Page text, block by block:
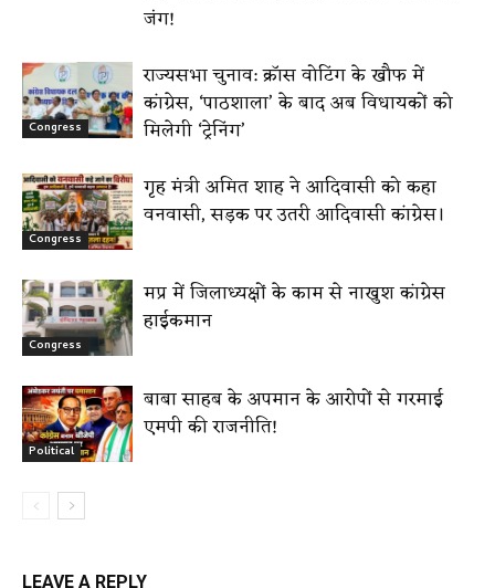
जंग!
Congress
राज्यसभा चुनाव: क्रॉस वोटिंग के खौफ में
कांग्रेस, ‘पाठशाला’ के बाद अब विधायकों को
मिलेगी ‘ट्रेनिंग’
Congress
गृह मंत्री अमित शाह ने आदिवासी को कहा
वनवासी, सड़क पर उतरी आदिवासी कांग्रेस।
Congress
मप्र में जिलाध्यक्षों के काम से नाखुश कांग्रेस
हाईकमान
Political
बाबा साहब के अपमान के आरोपों से गरमाई
एमपी की राजनीति!
LEAVE A REPLY